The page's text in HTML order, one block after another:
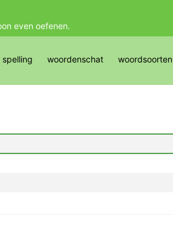
even oefenen.
spelling woordenschat woordsoorten